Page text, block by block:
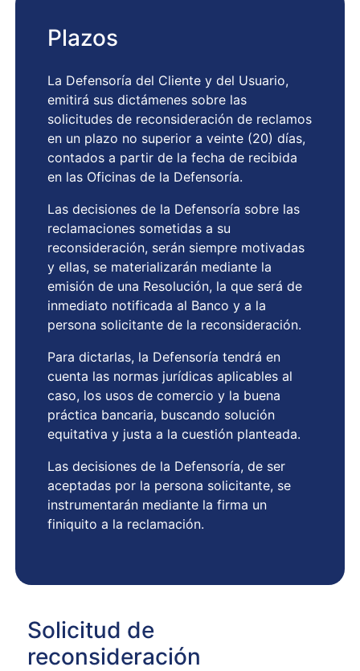
Plazos
La Defensoría del Cliente y del Usuario,
emitirá sus dictámenes sobre las
solicitudes de reconsideración de reclamos
en un plazo no superior a veinte (20) días,
contados a partir de la fecha de recibida
en las Oficinas de la Defensoría.
Las decisiones de la Defensoría sobre las
reclamaciones sometidas a su
reconsideración, serán siempre motivadas
y ellas, se materializarán mediante la
emisión de una Resolución, la que será de
inmediato notificada al Banco y a la
persona solicitante de la reconsideración.
Para dictarlas, la Defensoría tendrá en
cuenta las normas jurídicas aplicables al
caso, los usos de comercio y la buena
práctica bancaria, buscando solución
equitativa y justa a la cuestión planteada.
Las decisiones de la Defensoría, de ser
aceptadas por la persona solicitante, se
instrumentarán mediante la firma un
finiquito a la reclamación.
Solicitud de
reconsideración